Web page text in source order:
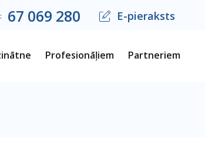
67 069 280 E-pieraksts
Profesionāļiem Partneriem